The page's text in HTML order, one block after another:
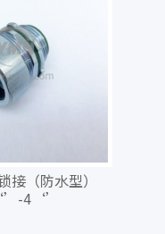
接（防水型）
4‘’